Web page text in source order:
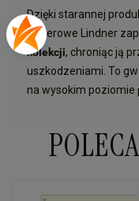
Dzięki starannej
klaserowe Lindner
kolekcji, chroniąc ją
uszkodzeniami. To
na wysokim poziomie